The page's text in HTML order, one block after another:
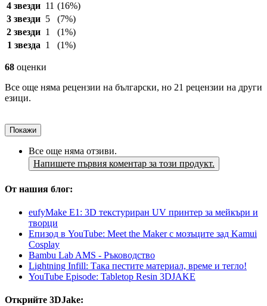
4 звезди 11 (16%)
3 звезди 5
(7%)
2 звезди 1
(1%)
1 звезда 1 (1%)
68 оценки
Все още няма рецензии на български, но 21 рецензии на други
езици.
Покажи
Все още няма отзиви.
Напишете първия коментар за този продукт.
От нашия блог:
eufyMake E1: 3D текстуриран UV принтер за мейкъри и
творци
Епизод в YouTube: Meet the Maker с мозъците зад Kamui
Cosplay
Bambu Lab AMS - Ръководство
Lightning Infill: Така пестите материал, време и тегло!
YouTube Episode: Tabletop Resin 3DJAKE
Открийте 3DJake: